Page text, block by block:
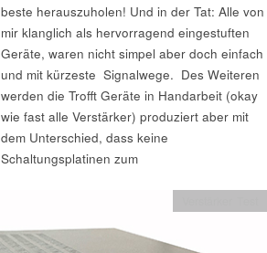
beste herauszuholen! Und in der Tat: Alle von
mir klanglich als hervorragend eingestuften
Geräte, waren nicht simpel aber doch einfach
und mit kürzeste Signalwege. Des Weiteren
werden die Trofft Geräte in Handarbeit (okay
wie fast alle Verstärker) produziert aber mit
dem Unterschied, dass keine
Schaltungsplatinen zum